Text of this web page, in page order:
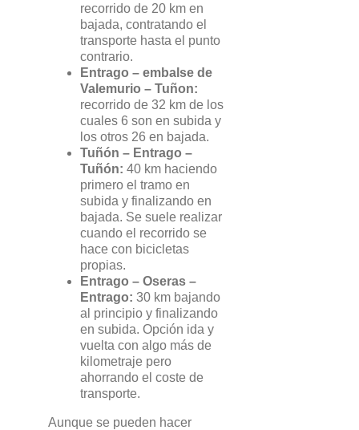
recorrido de 20 km en
bajada, contratando el
transporte hasta el punto
contrario.
Entrago – embalse de
Valemurio – Tuñon:
recorrido de 32 km de los
cuales 6 son en subida y
los otros 26 en bajada.
Tuñón – Entrago –
Tuñón: 40 km haciendo
primero el tramo en
subida y finalizando en
bajada. Se suele realizar
cuando el recorrido se
hace con bicicletas
propias.
Entrago – Oseras –
Entrago: 30 km bajando
al principio y finalizando
en subida. Opción ida y
vuelta con algo más de
kilometraje pero
ahorrando el coste de
transporte.
Aunque se pueden hacer